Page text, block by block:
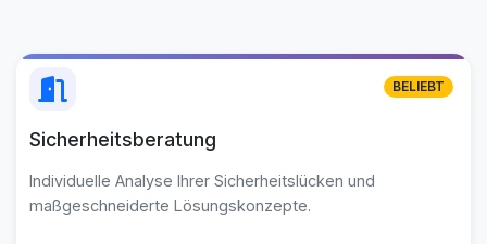
Sicherheitsberatung
Individuelle Analyse Ihrer Sicherheitslücken und
maßgeschneiderte Lösungskonzepte.
BELIEBT